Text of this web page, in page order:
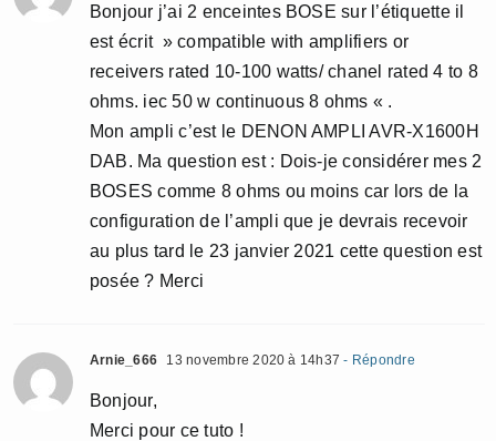
Bonjour j’ai 2 enceintes BOSE sur l’étiquette il
est écrit » compatible with amplifiers or
receivers rated 10-100 watts/ chanel rated 4 to 8
ohms. iec 50 w continuous 8 ohms « .
Mon ampli c’est le DENON AMPLI AVR-X1600H
DAB. Ma question est : Dois-je considérer mes 2
BOSES comme 8 ohms ou moins car lors de la
configuration de l’ampli que je devrais recevoir
au plus tard le 23 janvier 2021 cette question est
posée ? Merci
Arnie_666 13 novembre 2020 à 14h37 - Répondre
Bonjour,
Merci pour ce tuto !